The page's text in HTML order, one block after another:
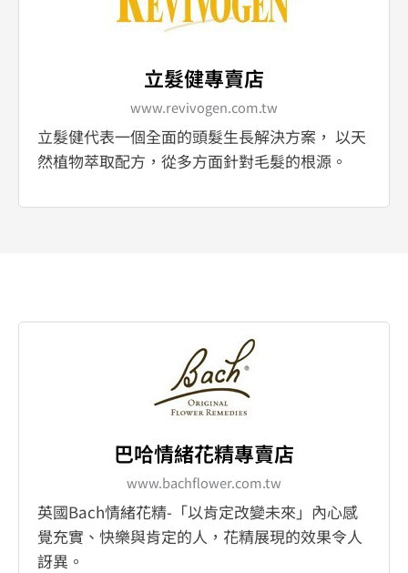
立髮健專賣店
www.revivogen.com.tw
立髮健代表一個全面的頭髮生長解決方案， 以天
然植物萃取配方，從多方面針對毛髮的根源。
巴哈情緒花精專賣店
www.bachflower.com.tw
英國Bach情緒花精-「以肯定改變未來」內心感
覺充實、快樂與肯定的人，花精展現的效果令人
訝異。